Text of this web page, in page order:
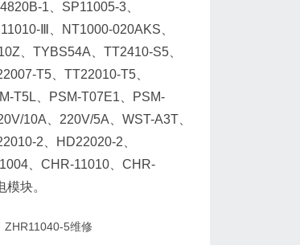
1、SP11005-3、
Ⅲ、NT1000-020AKS、
、TYBS54A、TT2410-S5、
T5、TT22010-T5、
T5L、PSM-T07E1、PSM-
10A、220V/5A、WST-A3T、
2、HD22020-2、
、CHR-11010、CHR-
块。
ZHR11040-5维修